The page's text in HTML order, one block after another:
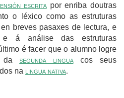
escrita por enriba doutras
o léxico como as estruturas
breves pasaxes de lectura, e
á análise das estruturas
é facer que o alumno logre
da segunda lingua cos seus
na lingua nativa.